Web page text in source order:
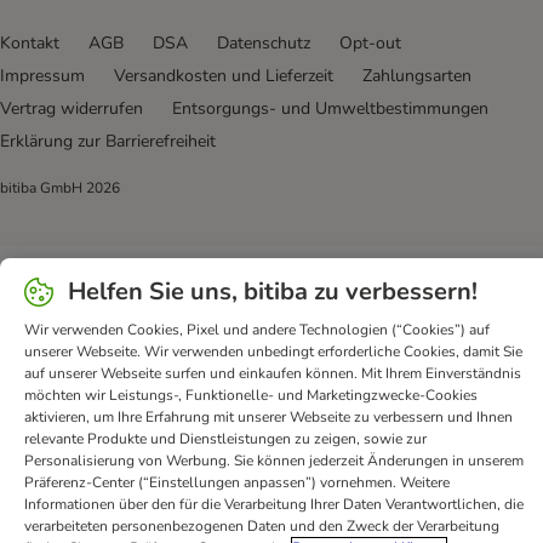
Kontakt AGB DSA Datenschutz
Opt-out
Impressum
Versandkosten und Lieferzeit
Zahlungsarten
Vertrag widerrufen
Entsorgungs- und Umweltbestimmungen
Erklärung zur Barrierefreiheit
bitiba GmbH 2026
Helfen Sie uns, bitiba zu verbessern!
Wir verwenden Cookies, Pixel und andere Technologien (“Cookies”) auf
unserer Webseite. Wir verwenden unbedingt erforderliche Cookies, damit Sie
auf unserer Webseite surfen und einkaufen können. Mit Ihrem Einverständnis
möchten wir Leistungs-, Funktionelle- und Marketingzwecke-Cookies
aktivieren, um Ihre Erfahrung mit unserer Webseite zu verbessern und Ihnen
relevante Produkte und Dienstleistungen zu zeigen, sowie zur
Personalisierung von Werbung. Sie können jederzeit Änderungen in unserem
Präferenz-Center (“Einstellungen anpassen”) vornehmen. Weitere
Informationen über den für die Verarbeitung Ihrer Daten Verantwortlichen, die
verarbeiteten personenbezogenen Daten und den Zweck der Verarbeitung